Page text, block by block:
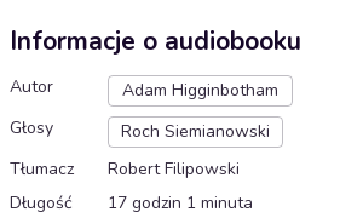
Informacje o audiobooku
Autor
Adam Higginbotham
Głosy
Roch Siemianowski
Tłumacz
Robert Filipowski
Długość
17 godzin 1 minuta